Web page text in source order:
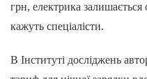
грн, електрика залишається
кажуть спеціалісти.
В Інституті досліджень